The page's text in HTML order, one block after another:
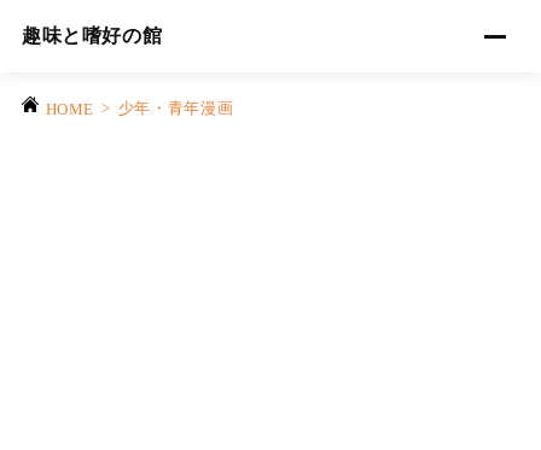
趣味と嗜好の館
HOME > 少年・青年漫画